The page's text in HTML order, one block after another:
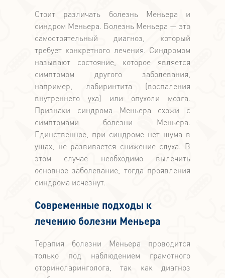
Стоит различать болезнь Меньера и
синдром Меньера. Болезнь Меньера — это
самостоятельный диагноз, который
требует конкретного лечения. Синдромом
называют состояние, которое является
симптомом другого заболевания,
например, лабиринтита (воспаления
внутреннего уха) или опухоли мозга.
Признаки синдрома Меньера схожи с
симптомами болезни Меньера.
Единственное, при синдроме нет шума в
ушах, не развивается снижение слуха. В
этом случае необходимо вылечить
основное заболевание, тогда проявления
синдрома исчезнут.
Современные подходы к
лечению болезни Меньера
Терапия болезни Меньера проводится
только под наблюдением грамотного
оториноларинголога, так как диагноз